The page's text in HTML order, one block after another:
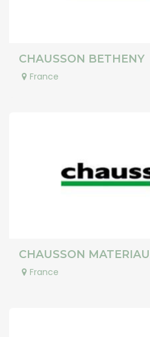
CHAUSSON BETHENY
France
CHAUSSON
France